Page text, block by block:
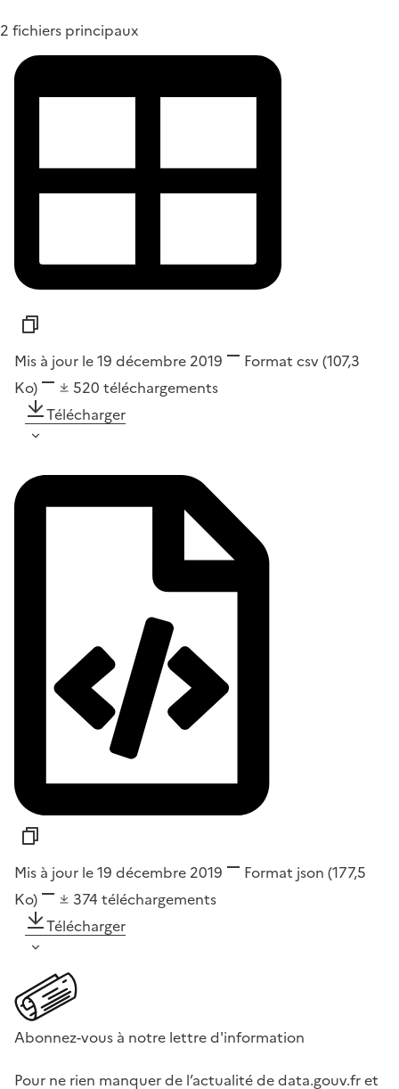
2 fichiers principaux
Mis à jour le 19 décembre 2019 Format csv(107,3
Ko)
520 téléchargements
Télécharger
Mis à jour le 19 décembre 2019 Format json (177,5
Ko)
374 téléchargements
Télécharger
Abonnez-vous à notre lettre d'information
Pour ne rien manquer de l’actualité de data.gouv.fr et